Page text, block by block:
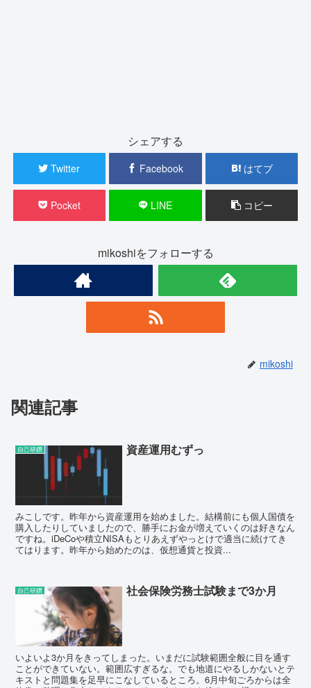
シェアする
Twitter Facebook はてブ
Pocket LINE コピー
mikoshiをフォローする
mikoshi
関連記事
自己研鑽 資産運用むずっ
みこしです。昨年から資産運用を始めました。結構前にも個人国債を
購入したりしていましたので、勝手にお金が増えていくのは好きなん
ですね。iDeCoや積立NISAもとりあえずやっとけで適当に続けてき
てはります。昨年から始めたのは、仮想通貨と投資...
自己研鑽 社会保険労務士試験まで3か月
いよいよ3か月をきってしまった。いまだに試験範囲全般に目を通す
ことができていない。範囲広すぎるな。でも地道にやるしかないとテ
キストと問題集を足早にこなしているところ。6月中旬ごろからは全